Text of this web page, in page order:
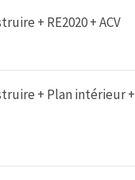
+ RE2020 + ACV
+ Plan intérieur +